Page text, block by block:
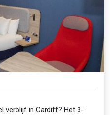
verblijf in Cardiff? Het 3-